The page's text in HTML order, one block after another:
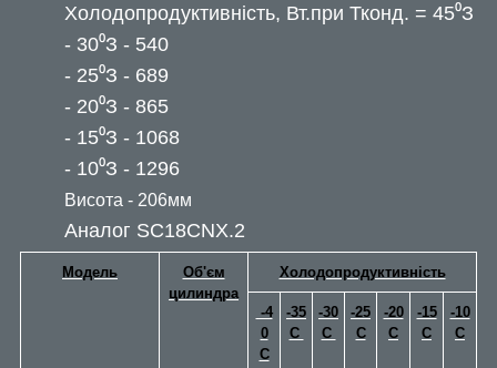
Холодопродуктивність, Вт.при Тконд. = 45⁰З
- 30⁰З - 540
- 25⁰З - 689
- 20⁰З - 865
- 15⁰З - 1068
- 10⁰З - 1296
Висота - 206мм
Аналог SC18CNX.2
Модель
Об'єм
цилиндра
Холодопродуктивність
-4
0
C
-35
С
-30
C
-25
С
-20
C
-15
C
-10
C